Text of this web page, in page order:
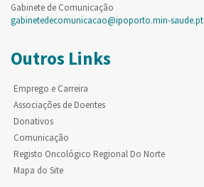
Gabinete de Comunicação
gabinetedecomunicacao@ipoporto.min-saude.pt
Outros Links
Emprego e Carreira
Associações de Doentes
Donativos
Comunicação
Registo Oncológico Regional Do Norte
Mapa do Site